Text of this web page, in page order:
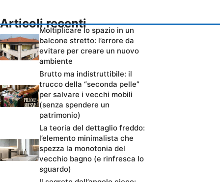
Articoli recenti
Moltiplicare lo spazio in un
balcone stretto: l’errore da
evitare per creare un nuovo
ambiente
Brutto ma indistruttibile: il
trucco della “seconda pelle”
per salvare i vecchi mobili
(senza spendere un
patrimonio)
La teoria del dettaglio freddo:
l’elemento minimalista che
spezza la monotonia del
vecchio bagno (e rinfresca lo
sguardo)